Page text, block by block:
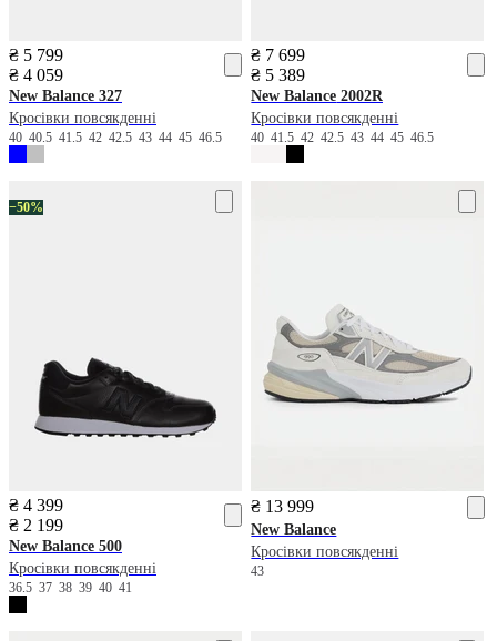
₴ 5 799
₴ 4 059
New Balance 327
Кросівки повсякденні
40 40.5 41.5 42 42.5 43 44 45 46.5
₴ 7 699
₴ 5 389
New Balance 2002R
Кросівки повсякденні
4041.54242.543444546.5
−50%
₴ 4 399
₴ 2 199
New Balance 500
Кросівки повсякденні
36.5 37 38 39 40 41
₴ 13 999
New Balance
Кросівки повсякденні
43